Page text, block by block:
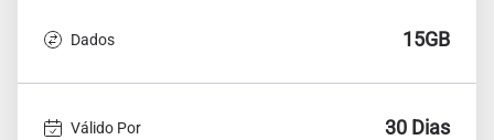
Dados 15GB
Válido Por 30 Dias